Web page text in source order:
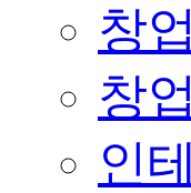
창
창
인